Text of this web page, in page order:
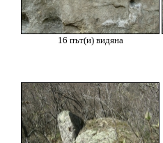
16 път(и) видяна